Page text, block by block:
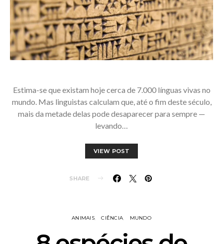
Estima-se que existam hoje cerca de 7.000 línguas vivas no
mundo. Mas linguistas calculam que, até o fim deste século,
mais da metade delas pode desaparecer para sempre —
levando…
VIEW POST
SHARE
ANIMAIS CIÊNCIA MUNDO